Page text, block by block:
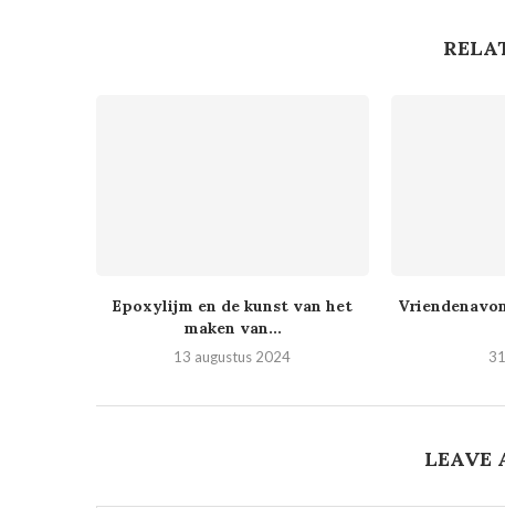
Epoxylijm en de kunst van het
maken van...
13 augustus 2024
LEAVE